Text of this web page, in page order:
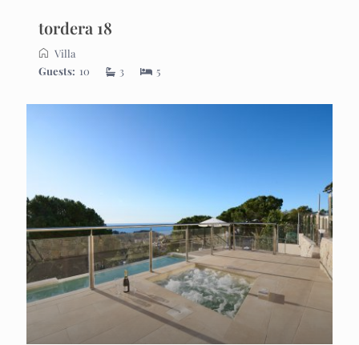
tordera 18
Villa
Guests: 10 3 5